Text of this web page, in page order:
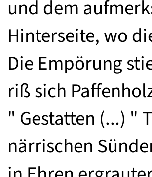
und dem
Hinterseite, wo
Die Empörung
riß sich
" Gestatten (...) "
närrischen